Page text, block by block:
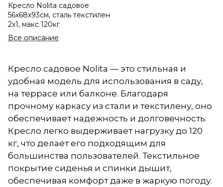
Кресло Nolita садовое
56х68х93см, сталь текстилен
2х1, макс 120кг
Все описание
Кресло садовое Nolita — это стильная и
удобная модель для использования в саду,
на террасе или балконе. Благодаря
прочному каркасу из стали и текстилену, оно
обеспечивает надежность и долговечность.
Кресло легко выдерживает нагрузку до 120
кг, что делает его подходящим для
большинства пользователей. Текстильное
покрытие сиденья и спинки дышит,
обеспечивая комфорт даже в жаркую погоду.